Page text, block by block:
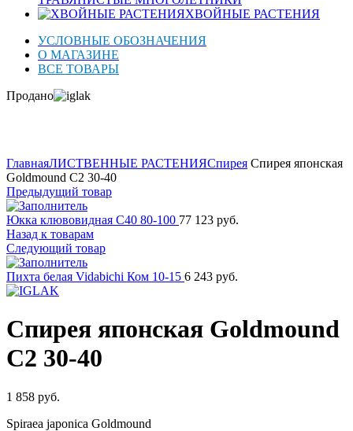
ХВОЙНЫЕ РАСТЕНИЯ
УСЛОВНЫЕ ОБОЗНАЧЕНИЯ
О МАГАЗИНЕ
ВСЕ ТОВАРЫ
Продано
ГлавнаяЛИСТВЕННЫЕ РАСТЕНИЯСпирея Спирея японская
Goldmound C2 30-40
Предыдущий товар
Юкка клювовидная C40 80-100 77 123 руб.
Назад к товарам
Следующий товар
Пихта белая Vidabichi Ком 10-15 6 243 руб.
Спирея японская Goldmound
C2 30-40
1 858 руб.
Spiraea japonica Goldmound